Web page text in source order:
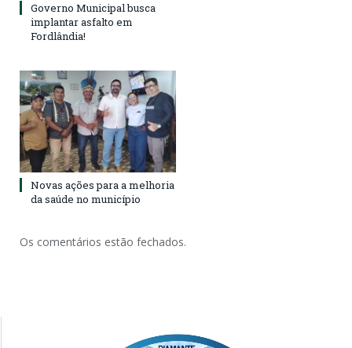
Governo Municipal busca
implantar asfalto em
Fordlândia!
Novas ações para a melhoria
da saúde no município
Os comentários estão fechados.